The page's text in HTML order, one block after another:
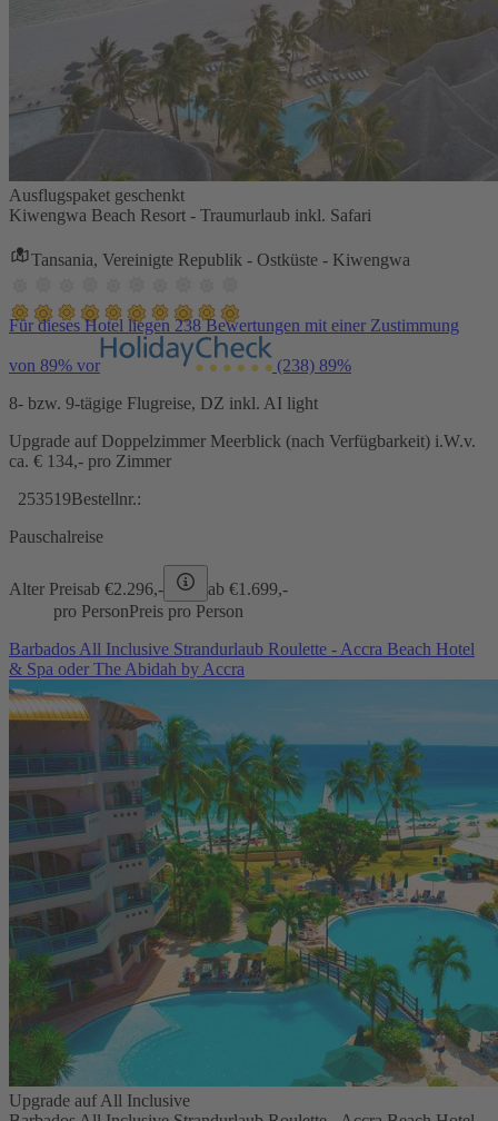
Ausflugspaket geschenkt
Kiwengwa Beach Resort - Traumurlaub inkl. Safari
Tansania, Vereinigte Republik - Ostküste - Kiwengwa
Für dieses Hotel liegen 238 Bewertungen mit einer Zustimmung
von 89% vor (238) 89%
8- bzw. 9-tägige Flugreise, DZ inkl. AI light
Upgrade auf Doppelzimmer Meerblick (nach Verfügbarkeit) i.W.v.
ca. € 134,- pro Zimmer
253519Bestellnr.:
Pauschalreise
Alter Preisab €2.296,- ab €1.699,-
pro PersonPreis pro Person
Barbados All Inclusive Strandurlaub Roulette - Accra Beach Hotel
& Spa oder The Abidah by Accra
Upgrade auf All Inclusive